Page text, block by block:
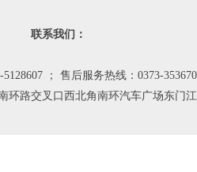
联系我们：
； 售后服务热线：0373-
环路交叉口西北角南环汽车广场东门江